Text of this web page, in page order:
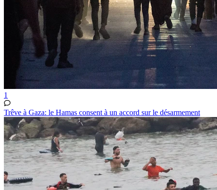
1
Trêve à Gaza: le Hamas consent à un accord sur le désarmement